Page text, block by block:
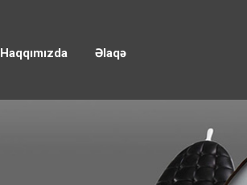
Haqqımızda Əlaqə